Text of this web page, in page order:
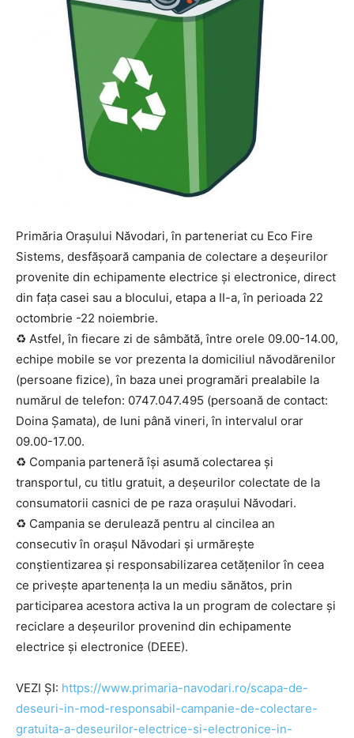
Primăria Orașului Năvodari, în parteneriat cu Eco Fire
Sistems, desfășoară campania de colectare a deșeurilor
provenite din echipamente electrice și electronice, direct
din fața casei sau a blocului, etapa a II-a, în perioada 22
octombrie -22 noiembrie.
♻️ Astfel, în fiecare zi de sâmbătă, între orele 09.00-14.00,
echipe mobile se vor prezenta la domiciliul năvodărenilor
(persoane fizice), în baza unei programări prealabile la
numărul de telefon: 0747.047.495 (persoană de contact:
Doina Șamata), de luni până vineri, în intervalul orar
09.00-17.00.
♻️ Compania parteneră își asumă colectarea și
transportul, cu titlu gratuit, a deșeurilor colectate de la
consumatorii casnici de pe raza orașului Năvodari.
♻️ Campania se derulează pentru al cincilea an
consecutiv în orașul Năvodari și urmărește
conștientizarea și responsabilizarea cetățenilor în ceea
ce privește apartenența la un mediu sănătos, prin
participarea acestora activa la un program de colectare și
reciclare a deșeurilor provenind din echipamente
electrice și electronice (DEEE).
VEZI ȘI: https://www.primaria-navodari.ro/scapa-de-
deseuri-in-mod-responsabil-campanie-de-colectare-
gratuita-a-deseurilor-electrice-si-electronice-in-